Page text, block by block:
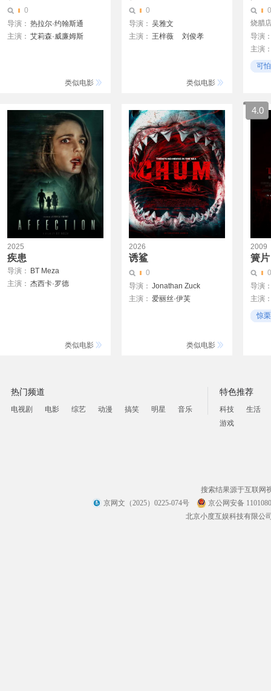
0
导演： 热拉尔·约翰斯通
主演： 艾莉森·威廉姆斯
布莱恩·乔丹·阿尔瓦雷斯
珍·凡·伊普斯
艾米·唐纳德
类似电影
0
导演： 吴雅文
主演： 王梓薇
刘俊孝
类似电影
0
烧腊
导演
主演
张锦
可
2025
疾患
导演：
BT Meza
主演： 杰西卡·罗德
类似电影
2026
诱鲨
0
导演： Jonathan Zuck
主演： 爱丽丝·伊芙
类似电影
4.0
2009
簧片
0
导演
主演
安娜·
惊栗
热门频道
电视剧 电影 综艺 动漫 搞笑 明星 音乐
特色推荐
科技
生活
游戏
搜索结果源于互联网
京网文（2025）0225-074号
京公网安备
北京小度互娱科技有限公